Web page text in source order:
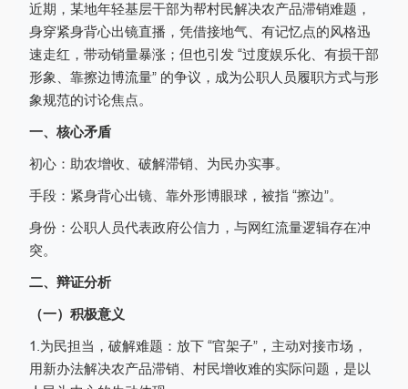
近期，某地年轻基层干部为帮村民解决农产品滞销难题，
身穿紧身背心出镜直播，凭借接地气、有记忆点的风格迅
速走红，带动销量暴涨；但也引发 “过度娱乐化、有损干部
形象、靠擦边博流量” 的争议，成为公职人员履职方式与形
象规范的讨论焦点。
一、核心矛盾
初心：助农增收、破解滞销、为民办实事。
手段：紧身背心出镜、靠外形博眼球，被指 “擦边”。
身份：公职人员代表政府公信力，与网红流量逻辑存在冲
突。
二、辩证分析
（一）积极意义
1.为民担当，破解难题：放下 “官架子”，主动对接市场，
用新办法解决农产品滞销、村民增收难的实际问题，是以